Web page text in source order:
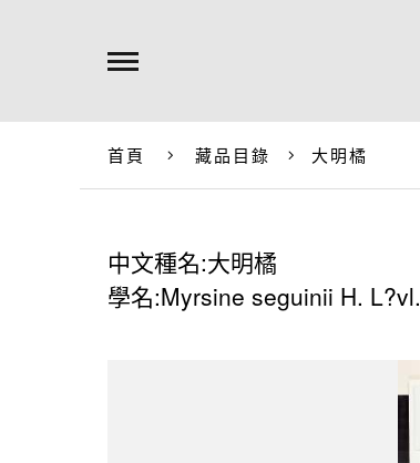
首頁 藏品目錄 大明橘
中文種名:大明橘
學名:Myrsine seguinii H. L?vl.